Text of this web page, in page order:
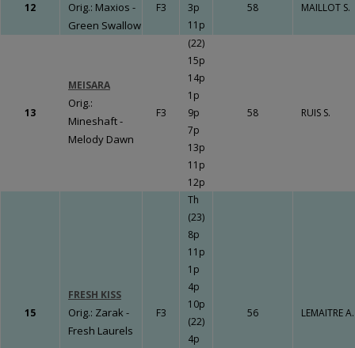
12
Orig.: Maxios -
Green Swallow
F3
3p
11p
58 MAILLOT S.
13
MEISARA
Orig.:
Mineshaft -
Melody Dawn
F3
(22)
15p
14p
1p
9p
7p
13p
11p
12p
58 RUIS S.
15
FRESH KISS
Orig.: Zarak -
Fresh Laurels
F3
Th
(23)
8p
11p
1p
4p
10p
(22)
4p
56 LEMAITRE A.